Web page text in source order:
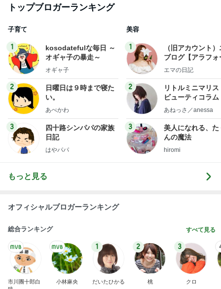
トップブロガーランキング
子育て
1
kosodatefulな毎日 ～
オギャ子の暴走～
オギャ子
2
日曜日は９時まで寝た
い。
あべかわ
3
四十路シンパパの家族
日記
はやパパ
美容
1
（旧アカウント
ブログ【アラフォ
社売却セカンドラ
エマの日記
2
リトルミニマリス
ビューティコラ
little
あねっさ／anessa
3
美人になれる、た
んの魔法
hiromi
もっと見る
オフィシャルブロガーランキング
総合ランキング すべて見る
市川團十郎白
小林麻央
1
だいたひかる
2
桃
3
クロ